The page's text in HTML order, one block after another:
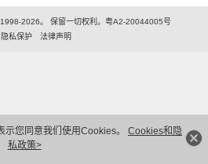
您同意我们使用Cookies。 Cookies和隐
私政策>
2026。 保留一切权利。粤A2-20044005号
隐私保护
法律声明